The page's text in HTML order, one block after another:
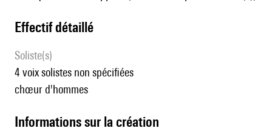
effectif détaillé
Soliste(s)
4 voix solistes non spécifiées
chœur d'hommes
informations sur la création